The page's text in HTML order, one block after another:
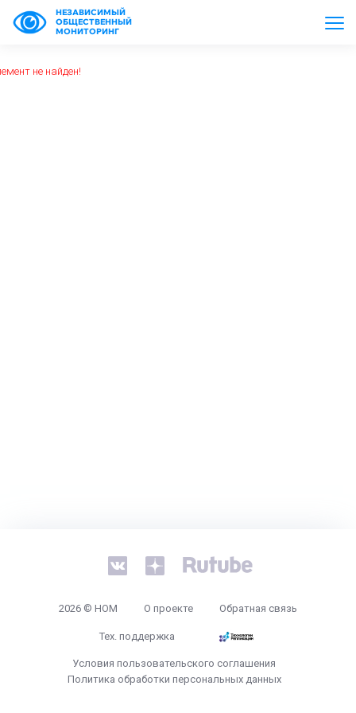
НЕЗАВИСИМЫЙ
ОБЩЕСТВЕННЫЙ
МОНИТОРИНГ
не найден!
2026 © НОМ О проекте Обратная связь
Тех. поддержка
Условия пользовательского соглашения
Политика обработки персональных данных